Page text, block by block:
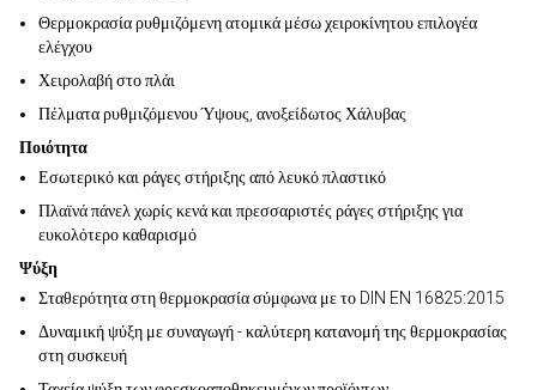
Θερμοκρασία ρυθμιζόμενη ατομικά μέσω χειροκίνητου επιλογέα
ελέγχου
Χειρολαβή στο πλάι
Πέλματα ρυθμιζόμενου Ύψους, ανοξείδωτος Χάλυβας
Ποιότητα
Εσωτερικό και ράγες στήριξης από λευκό πλαστικό
Πλαϊνά πάνελ χωρίς κενά και πρεσσαριστές ράγες στήριξης για
ευκολότερο καθαρισμό
Ψύξη
Σταθερότητα στη θερμοκρασία σύμφωνα με το DIN EN 16825:2015
Δυναμική ψύξη με συναγωγή - καλύτερη κατανομή της θερμοκρασίας
στη συσκευή